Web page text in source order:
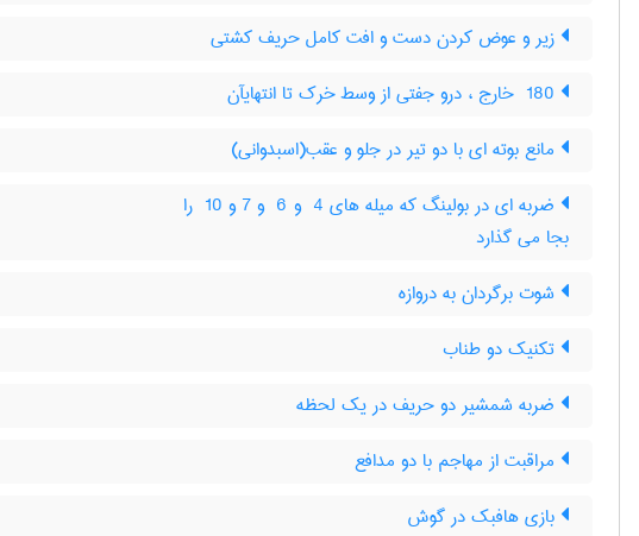
زیر و عوض کردن دست و افت کامل حریف کشتی
مانع بوته ای با دو تیر در جلو و عقب(اسبدوانی)
ضربه ای در بولینگ که میله های ‎ 4 و ‎ 6 و ‎7 و ‎ 10 را
بجا می گذارد
شوت برگردان به دروازه
تکنیک دو طناب
ضربه شمشیر دو حریف در یک لحظه
مراقبت از مهاجم با دو مدافع
بازی هافبک در گوش